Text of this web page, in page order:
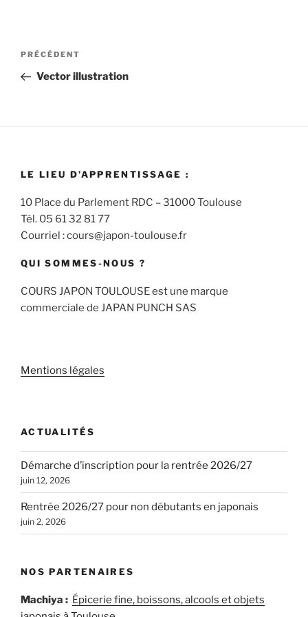
Navigation
l’article
Article
précédent
PRÉCÉDENT
Vector illustration
LE LIEU D’APPRENTISSAGE :
10 Place du Parlement RDC – 31000 Toulouse
Tél. 05 61 32 81 77
Courriel : cours@japon-toulouse.fr
QUI SOMMES-NOUS ?
COURS JAPON TOULOUSE est une marque
commerciale de JAPAN PUNCH SAS
Mentions légales
ACTUALITÉS
Démarche d’inscription pour la rentrée 2026/27
juin 12, 2026
Rentrée 2026/27 pour non débutants en japonais
juin 2, 2026
NOS PARTENAIRES
Machiya : Épicerie fine, boissons, alcools et objets